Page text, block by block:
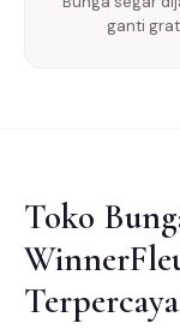
ganti
Toko
Terpercaya